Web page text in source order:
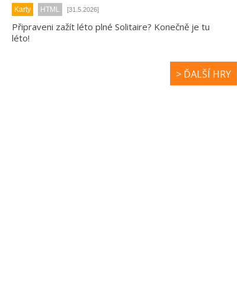
Karty HTML [31.5.2026]
Připraveni zažít léto plné Solitaire? Konečně je tu
léto!
> ĎALŠÍ HRY